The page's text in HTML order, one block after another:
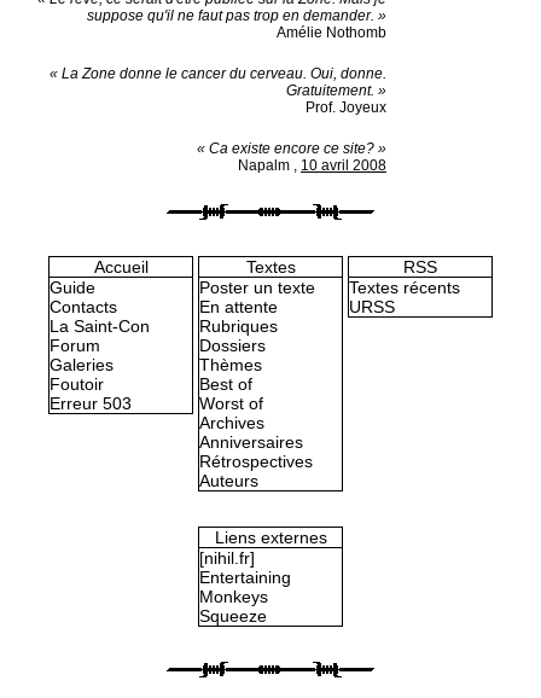
suppose qu'il ne faut pas trop en demander. »
Amélie Nothomb
« La Zone donne le cancer du cerveau. Oui, donne.
Gratuitement. »
Prof. Joyeux
« Ca existe encore ce site? »
Napalm , 10 avril 2008
Accueil
Guide
Contacts
La Saint-Con
Forum
Galeries
Foutoir
Erreur 503
Textes
Poster un texte
En attente
Rubriques
Dossiers
Thèmes
Best of
Worst of
Archives
Anniversaires
Rétrospectives
Auteurs
RSS
Textes récents
URSS
Liens externes
[nihil.fr]
Entertaining
Monkeys
Squeeze